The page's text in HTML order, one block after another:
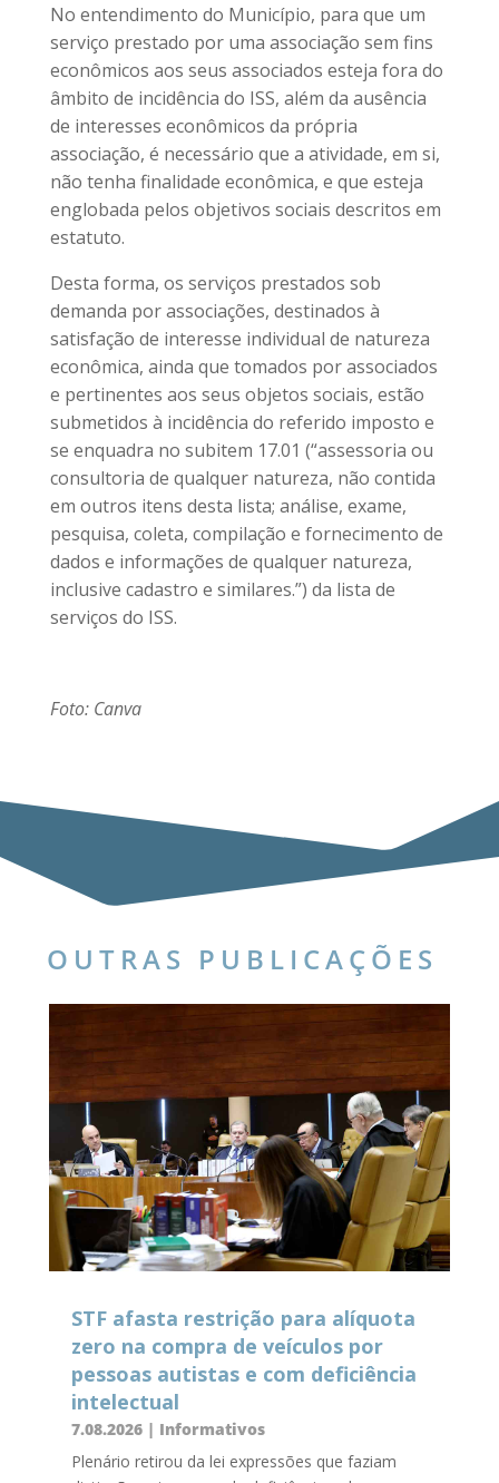
No entendimento do Município, para que um
serviço prestado por uma associação sem fins
econômicos aos seus associados esteja fora do
âmbito de incidência do ISS, além da ausência
de interesses econômicos da própria
associação, é necessário que a atividade, em si,
não tenha finalidade econômica, e que esteja
englobada pelos objetivos sociais descritos em
estatuto.
Desta forma, os serviços prestados sob
demanda por associações, destinados à
satisfação de interesse individual de natureza
econômica, ainda que tomados por associados
e pertinentes aos seus objetos sociais, estão
submetidos à incidência do referido imposto e
se enquadra no subitem 17.01 (“assessoria ou
consultoria de qualquer natureza, não contida
em outros itens desta lista; análise, exame,
pesquisa, coleta, compilação e fornecimento de
dados e informações de qualquer natureza,
inclusive cadastro e similares.”) da lista de
serviços do ISS.
Foto: Canva
OUTRAS PUBLICAÇÕES
STF afasta restrição para alíquota
zero na compra de veículos por
pessoas autistas e com deficiência
intelectual
7.08.2026| Informativos
Plenário retirou da lei expressões que faziam